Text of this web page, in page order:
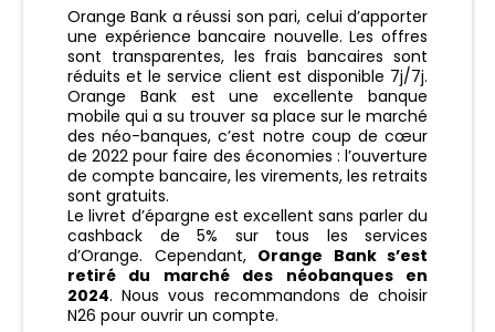
Orange Bank a réussi son pari, celui d’apporter
une expérience bancaire nouvelle. Les offres
sont transparentes, les frais bancaires sont
réduits et le service client est disponible 7j/7j.
Orange Bank est une excellente banque
mobile qui a su trouver sa place sur le marché
des néo-banques, c’est notre coup de cœur
de 2022 pour faire des économies : l’ouverture
de compte bancaire, les virements, les retraits
sont gratuits.
Le livret d’épargne est excellent sans parler du
cashback de 5% sur tous les services
d’Orange. Cependant, Orange Bank s’est
retiré du marché des néobanques en
2024. Nous vous recommandons de choisir
N26 pour ouvrir un compte.